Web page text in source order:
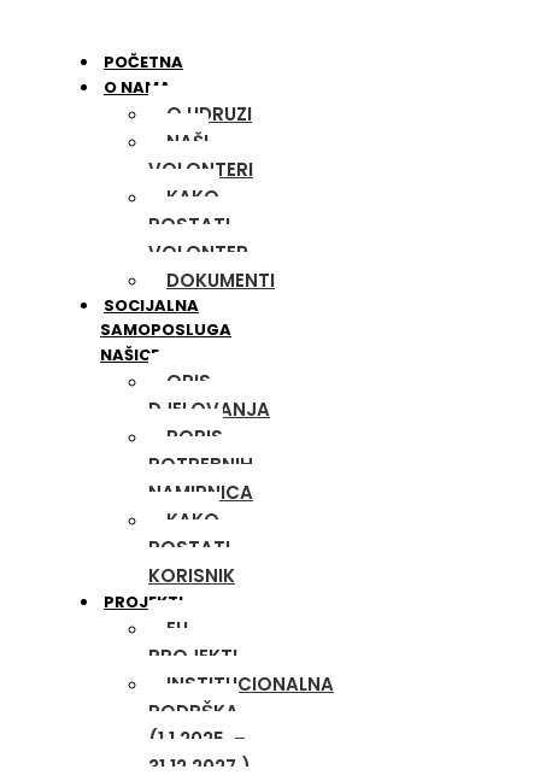
POČETNA
O NAMA
O UDRUZI
NAŠI
VOLONTERI
KAKO
POSTATI
VOLONTER
DOKUMENTI
SOCIJALNA
SAMOPOSLUGA
NAŠICE
OPIS
DJELOVANJA
POPIS
POTREBNIH
NAMIRNICA
KAKO
POSTATI
KORISNIK
PROJEKTI
EU
PROJEKTI
INSTITUCIONALNA
PODRŠKA
(1.1.2025. –
31.12.2027.)